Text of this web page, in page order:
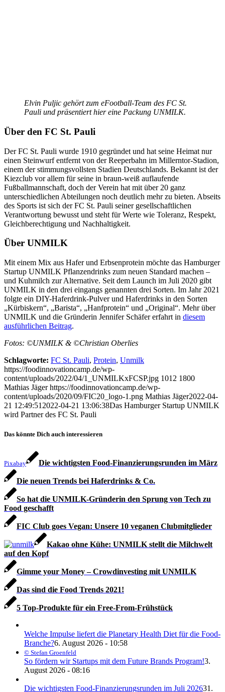
Elvin Puljic gehört zum eFootball-Team des FC St.
Pauli und präsentiert hier eine Packung UNMILK.
Über den FC St. Pauli
Der FC St. Pauli wurde 1910 gegründet und hat seine Heimat nur
einen Steinwurf entfernt von der Reeperbahn im Millerntor-Stadion,
einem der stimmungsvollsten Stadien Deutschlands. Bekannt ist der
Kiezclub vor allem für seine in braun-weiß auflaufende
Fußballmannschaft, doch der Verein hat mit über 20 ganz
unterschiedlichen Abteilungen noch deutlich mehr zu bieten. Abseits
des Sports ist sich der FC St. Pauli seiner gesellschaftlichen
Verantwortung bewusst und steht für Werte wie Toleranz, Respekt,
Gleichberechtigung und Nachhaltigkeit.
Über UNMILK
Mit einem Mix aus Hafer und Erbsenprotein möchte das Hamburger
Startup UNMILK Pflanzendrinks zum neuen Standard machen –
und Kuhmilch zur Alternative. Seit dem Launch im Juli 2020 gibt
UNMILK in den drei eingangs genannten drei Sorten. Im Jahr 2021
folgte ein DIY-Haferdrink-Pulver und Haferdrinks in den Sorten
„Kürbiskern“, „Barista“, „Hanfprotein“ und „Original“. Mehr über
UNMILK und die Gründerin Jennifer Schäfer erfahrt in diesem
ausführlichen Beitrag.
Fotos: ©UNMILK & ©Christian Oberlies
Schlagworte: FC St. Pauli, Protein, Unmilk
https://foodinnovationcamp.de/wp-
content/uploads/2022/04/1_UNMILKxFCSP.jpg 1012 1800
Mathias Jäger https://foodinnovationcamp.de/wp-
content/uploads/2020/09/FIC20_logo-1.png Mathias Jäger2022-04-
21 12:49:51 2022-04-21 13:06:38Das Hamburger Startup UNMILK
wird Partner des FC St. Pauli
Das könnte Dich auch interessieren
Pixabay Die wichtigsten Food-Finanzierungsrunden im März
Die neuen Trends bei Haferdrinks & Co.
So hat die UNMILK-Gründerin den Sprung von Tech zu
Food geschafft
FIC Club goes Vegan: Unsere 10 veganen Clubmitglieder
Kakao ohne Kühe: UNMILK stellt die Milchwelt
auf den Kopf
Gimme your Money – Crowdinvesting mit UNMILK
Das sind die Food Trends 2021!
5 Top-Produkte für ein Free-From-Frühstück
Welche Impulse liefert die Planetary Health Diet für die Food-
Branche?6. August 2026 - 10:58
© Stefan Groenfeld
So fördern wir Startups mit dem Future Brands Program!3.
August 2026 - 08:16
Die wichtigsten Food-Finanzierungsrunden im Juli 202631.